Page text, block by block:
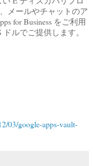
メールやチャットのア
for Business をご利用
ルでご提供します。
03/google-apps-vault-